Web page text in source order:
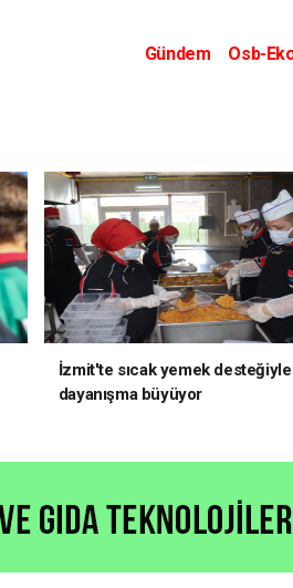
Gündem Osb-
İzmit'te sıcak yemek desteğiyle
dayanışma büyüyor